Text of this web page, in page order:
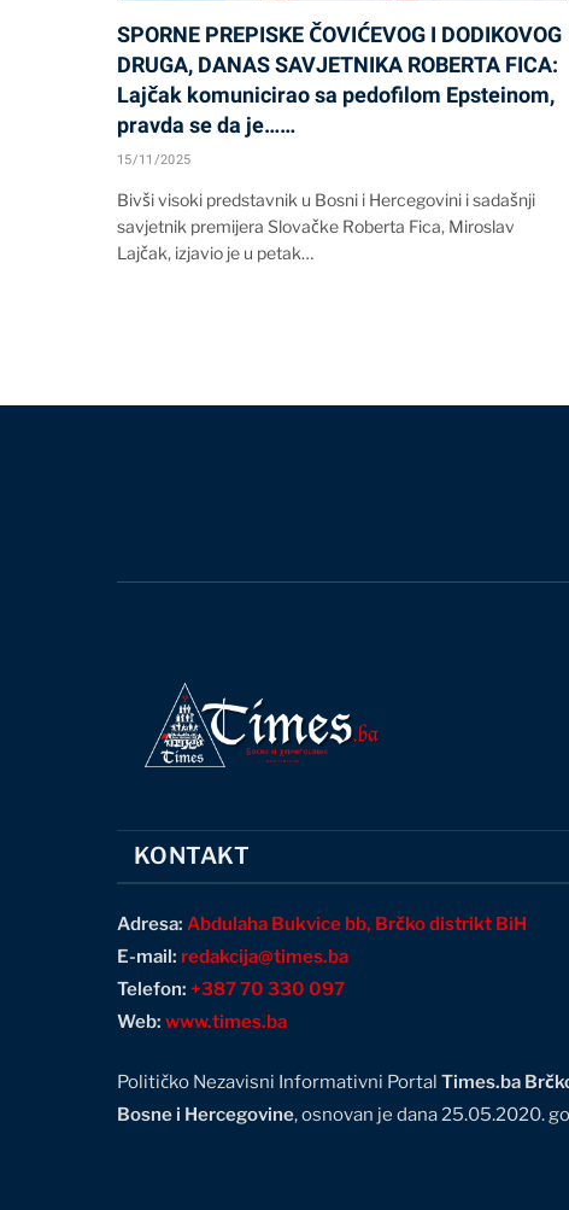
SPORNE PREPISKE ČOVIĆEVOG I DODIKOVOG
DRUGA, DANAS SAVJETNIKA ROBERTA FICA:
Lajčak komunicirao sa pedofilom Epsteinom,
pravda se da je……
15/11/2025
Bivši visoki predstavnik u Bosni i Hercegovini i sadašnji
savjetnik premijera Slovačke Roberta Fica, Miroslav
Lajčak, izjavio je u petak…
KONTAKT
Adresa: Abdulaha Bukvice bb, Brčko distrikt BiH
E-mail: redakcija@times.ba
Telefon: +387 70 330 097
Web: www.times.ba
Političko Nezavisni Informativni Portal Times.ba
Bosne i Hercegovine, osnovan je dana 25.05.2020.